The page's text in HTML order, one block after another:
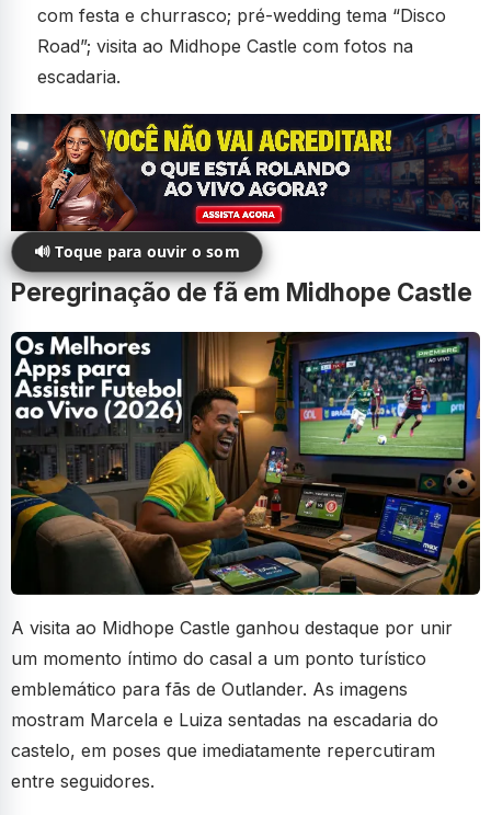
com festa e churrasco; pré-wedding tema “Disco
Road”; visita ao Midhope Castle com fotos na
escadaria.
🔊 Toque para ouvir o som
Peregrinação de fã em Midhope Castle
A visita ao Midhope Castle ganhou destaque por unir
um momento íntimo do casal a um ponto turístico
emblemático para fãs de Outlander. As imagens
mostram Marcela e Luiza sentadas na escadaria do
castelo, em poses que imediatamente repercutiram
entre seguidores.